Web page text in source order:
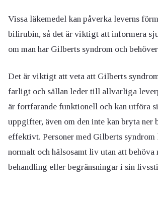
Vissa läkemedel kan påverka leverns
bilirubin, så det är viktigt att informera
om man har Gilberts syndrom och
Det är viktigt att veta att Gilberts
farligt och sällan leder till allvarliga
är fortfarande funktionell och kan utföra
uppgifter, även om den inte kan bryta
effektivt. Personer med Gilberts syndrom
normalt och hälsosamt liv utan att behöva
behandling eller begränsningar i sin